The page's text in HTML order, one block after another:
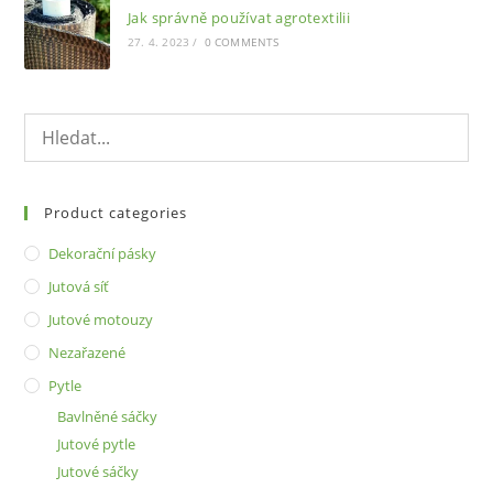
Jak správně používat agrotextilii
27. 4. 2023 / 0 COMMENTS
Product categories
Dekorační pásky
Jutová síť
Jutové motouzy
Nezařazené
Pytle
Bavlněné sáčky
Jutové pytle
Jutové sáčky